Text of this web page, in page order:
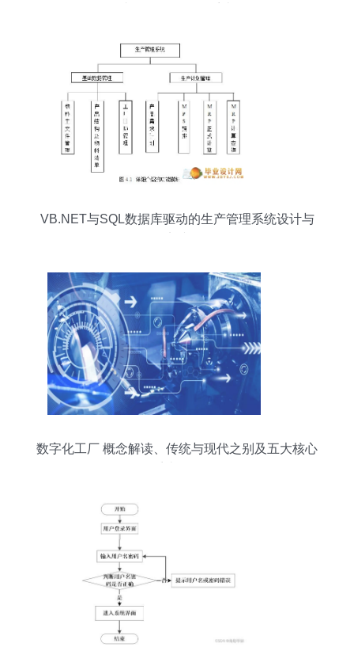
VB.NET与SQL数据库驱动的生产管理系统设计与
数字化工厂 概念解读、传统与现代之别及五大核心